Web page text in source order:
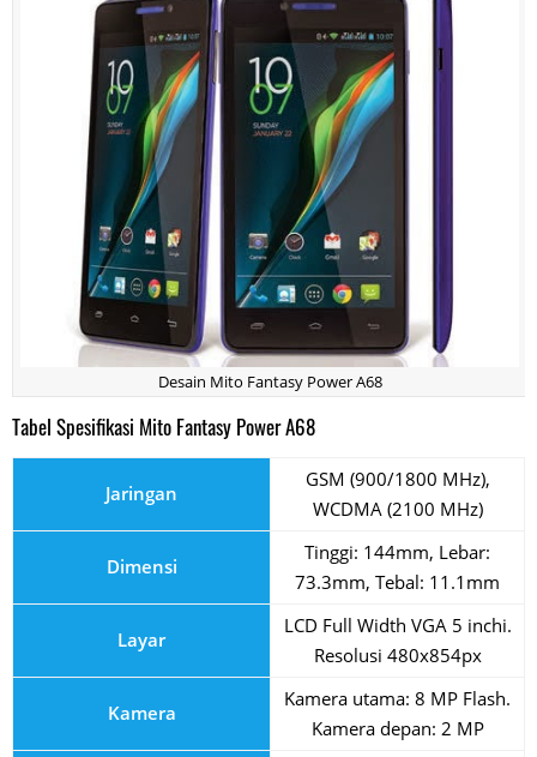
Desain Mito Fantasy Power A68
Tabel Spesifikasi Mito Fantasy Power A68
Jaringan
GSM (900/1800 MHz),
WCDMA (2100 MHz)
Dimensi
Tinggi: 144mm, Lebar:
73.3mm, Tebal: 11.1mm
Layar
LCD Full Width VGA 5 inchi.
Resolusi 480x854px
Kamera
Kamera utama: 8 MP Flash.
Kamera depan: 2 MP